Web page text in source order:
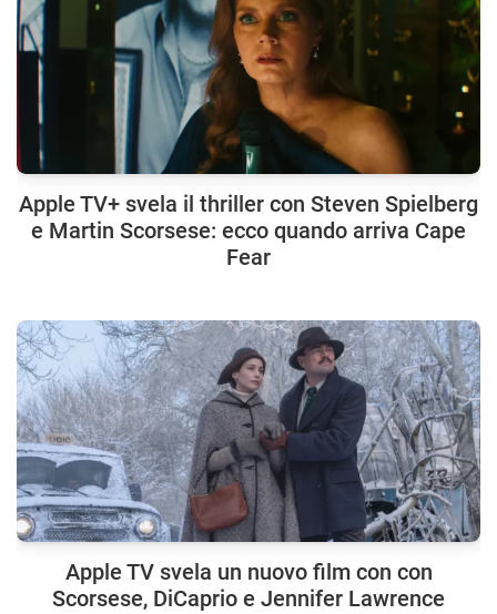
Apple TV+ svela il thriller con Steven Spielberg
e Martin Scorsese: ecco quando arriva Cape
Fear
Apple TV svela un nuovo film con con
Scorsese, DiCaprio e Jennifer Lawrence